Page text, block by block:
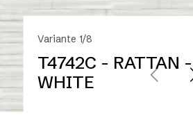
Variante 1/8
T4742C - RATTAN -
WHITE